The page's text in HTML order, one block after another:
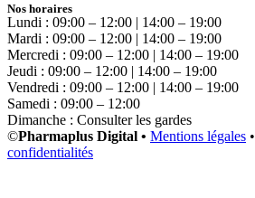
Nos horaires
Lundi : 09:00 – 12:00 | 14:00 – 19:00
Mardi : 09:00 – 12:00 | 14:00 – 19:00
Mercredi : 09:00 – 12:00 | 14:00 – 19:00
Jeudi : 09:00 – 12:00 | 14:00 – 19:00
Vendredi : 09:00 – 12:00 | 14:00 – 19:00
Samedi : 09:00 – 12:00
Dimanche : Consulter les gardes
©Pharmaplus Digital • Mentions légales •
confidentialités